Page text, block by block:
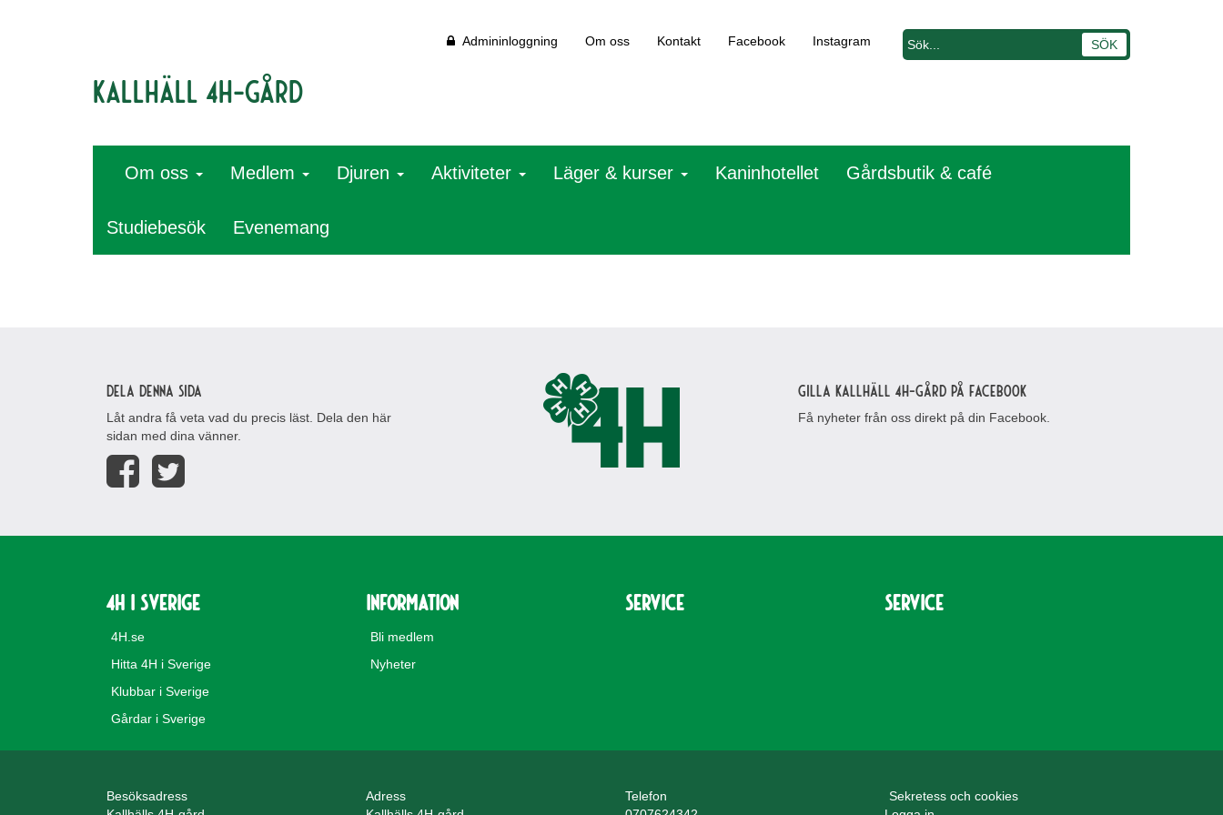
Kallhäll 4H-gård
Admininloggning Om oss Kontakt Facebook Instagram
Om oss Medlem Djuren Aktiviteter Läger & kurser Kaninhotellet Gårdsbutik & café
Studiebesök Evenemang
Dela denna sida
Låt andra få veta vad du precis läst. Dela den här
sidan med dina vänner.
Gilla Kallhäll 4H-gård på Facebook
Få nyheter från oss direkt på din Facebook.
4H i Sverige
4H.se
Hitta 4H i Sverige
Klubbar i Sverige
Gårdar i Sverige
Information
Bli medlem
Nyheter
Service Service
Besöksadress
Adress
Telefon
Sekretess och cookies